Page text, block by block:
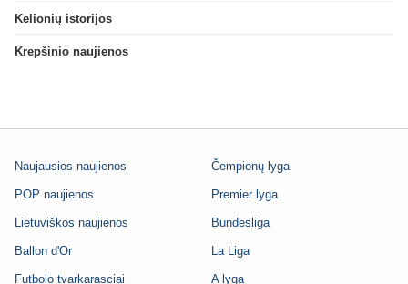
Kelionių istorijos
Krepšinio naujienos
Naujausios naujienos
POP naujienos
Lietuviškos naujienos
Ballon d'Or
Futbolo tvarkarasciai
Čempionų lyga
Premier lyga
Bundesliga
La Liga
A lyga